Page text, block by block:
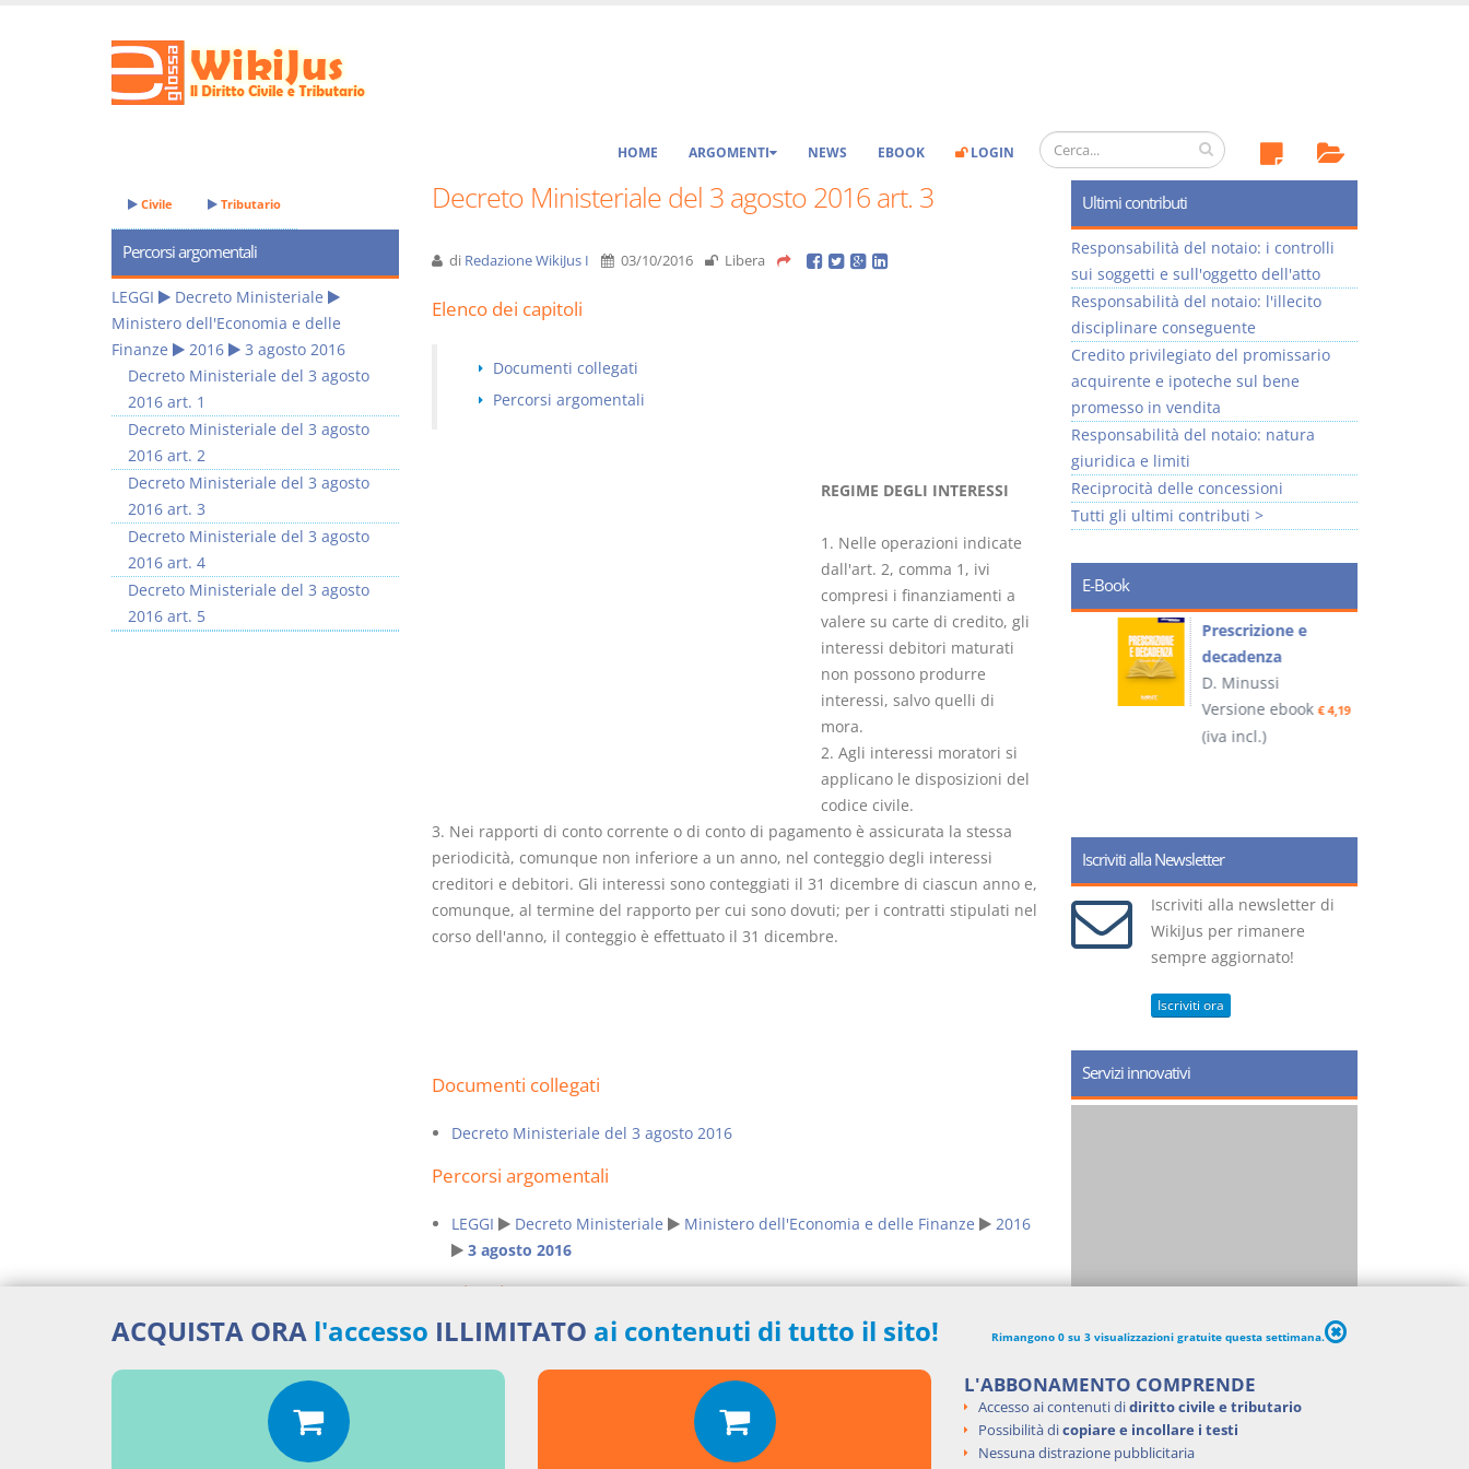
HOME ARGOMENTI NEWS EBOOK LOGIN
Decreto Ministeriale del 3 agosto 2016 art. 3
di Redazione WikiJus I 03/10/2016 Libera
Elenco dei capitoli
Documenti collegati
Percorsi argomentali
REGIME DEGLI INTERESSI
1. Nelle operazioni indicate
dall'art. 2, comma 1, ivi
compresi i finanziamenti a
valere su carte di credito, gli
interessi debitori maturati
non possono produrre
interessi, salvo quelli di
mora.
2. Agli interessi moratori si
applicano le disposizioni del
codice civile.
3. Nei rapporti di conto corrente o di conto di pagamento è assicurata la stessa
periodicità, comunque non inferiore a un anno, nel conteggio degli interessi
creditori e debitori. Gli interessi sono conteggiati il 31 dicembre di ciascun anno e,
comunque, al termine del rapporto per cui sono dovuti; per i contratti stipulati nel
corso dell'anno, il conteggio è effettuato il 31 dicembre.
Documenti collegati
Decreto Ministeriale del 3 agosto 2016
Percorsi argomentali
LEGGI Decreto Ministeriale Ministero dell'Economia e delle Finanze
2016
3 agosto 2016
Aggiungi un commento
Civile Tributario
Percorsi argomentali
LEGGI
Decreto Ministeriale
Ministero dell'Economia e delle
Finanze
2016
3 agosto 2016
Decreto Ministeriale del 3 agosto
2016 art. 1
Decreto Ministeriale del 3 agosto
2016 art. 2
Decreto Ministeriale del 3 agosto
2016 art. 3
Decreto Ministeriale del 3 agosto
2016 art. 4
Decreto Ministeriale del 3 agosto
2016 art. 5
Ultimi contributi
Responsabilità del notaio: i controlli
sui soggetti e sull'oggetto dell'atto
Responsabilità del notaio: l'illecito
disciplinare conseguente
Credito privilegiato del promissario
acquirente e ipoteche sul bene
promesso in vendita
Responsabilità del notaio: natura
giuridica e limiti
Reciprocità delle concessioni
Tutti gli ultimi contributi >
E-Book
Usufrutto Uso e
Abitazione
D. Minussi
Versione ebook
Prescrizione e
decadenza
D. Minussi
Versione ebook€ 4,19
(iva incl.)
Iscriviti alla Newsletter
Iscriviti alla newsletter di
WikiJus per rimanere
sempre aggiornato!
Iscriviti ora
Servizi innovativi
ACQUISTA ORA l'accesso ILLIMITATO ai contenuti di tutto il sito! Rimangono 0 su 3 visualizzazioni gratuite questa settimana.
L'ABBONAMENTO COMPRENDE
Accesso ai contenuti didiritto civile e tributario
Possibilità dicopiare e incollare i testi
Nessuna distrazione pubblicitaria